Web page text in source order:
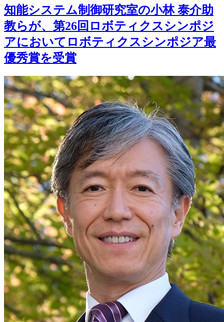
知能システム制御研究室の小林 泰介助
教らが、第26回ロボティクスシンポジ
アにおいてロボティクスシンポジア最
優秀賞を受賞